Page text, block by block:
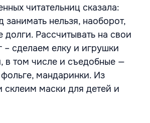
читательниц сказала:
нельзя, наоборот,
долги. Рассчитывать на свои
– сделаем елку и игрушки
в том числе и съедобные —
мандаринки. Из
склеим маски для детей и